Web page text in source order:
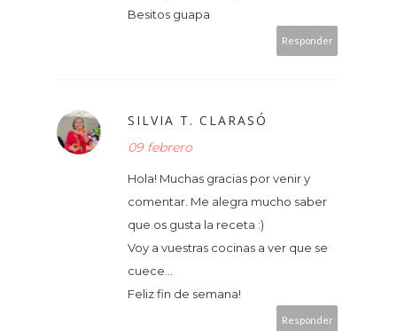
Besitos guapa
Responder
SILVIA T. CLARASÓ
09 febrero
Hola! Muchas gracias por venir y
comentar. Me alegra mucho saber
que os gusta la receta :)
Voy a vuestras cocinas a ver que se
cuece...
Feliz fin de semana!
Responder